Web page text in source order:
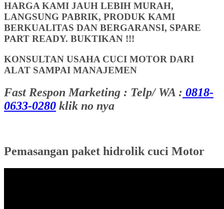
HARGA KAMI JAUH LEBIH MURAH,
LANGSUNG PABRIK, PRODUK KAMI
BERKUALITAS DAN BERGARANSI, SPARE
PART READY. BUKTIKAN !!!
KONSULTAN USAHA CUCI MOTOR DARI
ALAT SAMPAI MANAJEMEN
Fast Respon Marketing : Telp/ WA : 0818-
0633-0280 klik no nya
Pemasangan paket hidrolik cuci Motor